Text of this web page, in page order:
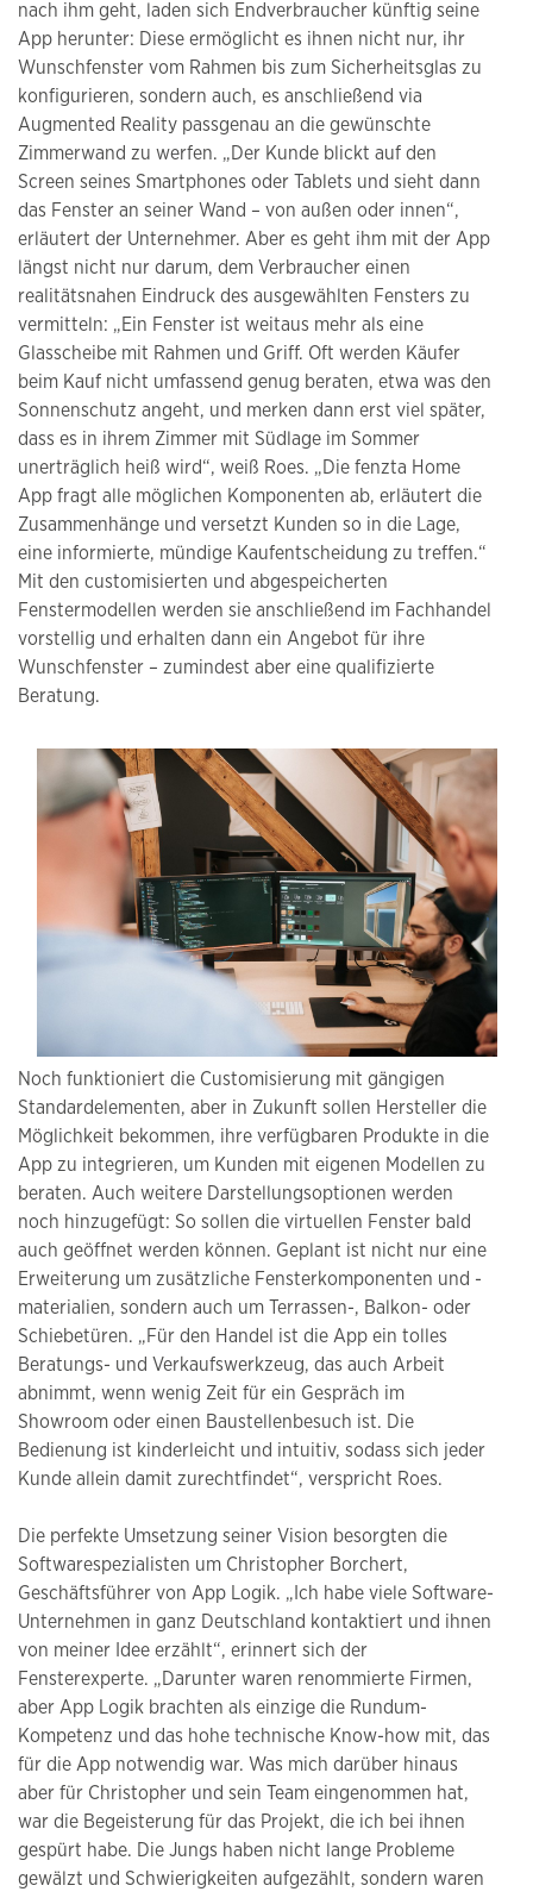
nach ihm geht, laden sich Endverbraucher künftig seine
App herunter: Diese ermöglicht es ihnen nicht nur, ihr
Wunschfenster vom Rahmen bis zum Sicherheitsglas zu
konfigurieren, sondern auch, es anschließend via
Augmented Reality passgenau an die gewünschte
Zimmerwand zu werfen. „Der Kunde blickt auf den
Screen seines Smartphones oder Tablets und sieht dann
das Fenster an seiner Wand – von außen oder innen“,
erläutert der Unternehmer. Aber es geht ihm mit der App
längst nicht nur darum, dem Verbraucher einen
realitätsnahen Eindruck des ausgewählten Fensters zu
vermitteln: „Ein Fenster ist weitaus mehr als eine
Glasscheibe mit Rahmen und Griff. Oft werden Käufer
beim Kauf nicht umfassend genug beraten, etwa was den
Sonnenschutz angeht, und merken dann erst viel später,
dass es in ihrem Zimmer mit Südlage im Sommer
unerträglich heiß wird“, weiß Roes. „Die fenzta Home
App fragt alle möglichen Komponenten ab, erläutert die
Zusammenhänge und versetzt Kunden so in die Lage,
eine informierte, mündige Kaufentscheidung zu treffen.“
Mit den customisierten und abgespeicherten
Fenstermodellen werden sie anschließend im Fachhandel
vorstellig und erhalten dann ein Angebot für ihre
Wunschfenster – zumindest aber eine qualifizierte
Beratung.
Noch funktioniert die Customisierung mit gängigen
Standardelementen, aber in Zukunft sollen Hersteller die
Möglichkeit bekommen, ihre verfügbaren Produkte in die
App zu integrieren, um Kunden mit eigenen Modellen zu
beraten. Auch weitere Darstellungsoptionen werden
noch hinzugefügt: So sollen die virtuellen Fenster bald
auch geöffnet werden können. Geplant ist nicht nur eine
Erweiterung um zusätzliche Fensterkomponenten und -
materialien, sondern auch um Terrassen-, Balkon- oder
Schiebetüren. „Für den Handel ist die App ein tolles
Beratungs- und Verkaufswerkzeug, das auch Arbeit
abnimmt, wenn wenig Zeit für ein Gespräch im
Showroom oder einen Baustellenbesuch ist. Die
Bedienung ist kinderleicht und intuitiv, sodass sich jeder
Kunde allein damit zurechtfindet“, verspricht Roes.
Die perfekte Umsetzung seiner Vision besorgten die
Softwarespezialisten um Christopher Borchert,
Geschäftsführer von App Logik. „Ich habe viele Software-
Unternehmen in ganz Deutschland kontaktiert und ihnen
von meiner Idee erzählt“, erinnert sich der
Fensterexperte. „Darunter waren renommierte Firmen,
aber App Logik brachten als einzige die Rundum-
Kompetenz und das hohe technische Know-how mit, das
für die App notwendig war. Was mich darüber hinaus
aber für Christopher und sein Team eingenommen hat,
war die Begeisterung für das Projekt, die ich bei ihnen
gespürt habe. Die Jungs haben nicht lange Probleme
gewälzt und Schwierigkeiten aufgezählt, sondern waren